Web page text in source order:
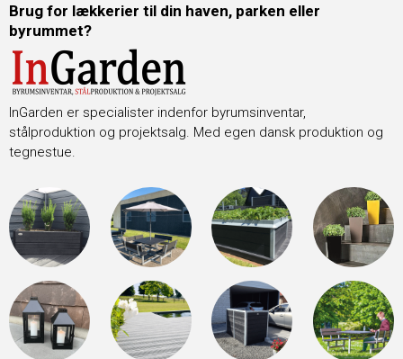
Brug for lækkerier til din haven, parken eller
byrummet?
InGarden er specialister indenfor byrumsinventar,
stålproduktion og projektsalg. Med egen dansk produktion og
tegnestue.